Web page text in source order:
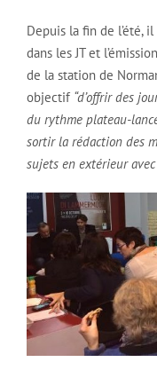
Depuis la fin de l’été,
dans les JT et
de la station de
objectif “d’offrir des
du rythme plateau-
sortir la rédaction des
sujets en extérieur